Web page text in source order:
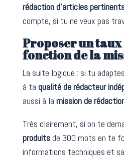
rédaction d’articles
compte, si tu ne veux pas
Proposer un
fonction de la
La suite logique : si tu
à ta qualité de rédacteur
aussi à la mission de
Très clairement, si on te
produitsde 300 mots en te
informations techniques et